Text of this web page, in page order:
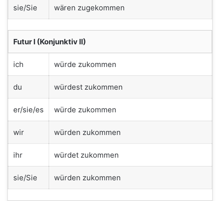
sie/Sie wären zugekommen
Futur I (Konjunktiv II)
ich würde zukommen
du würdest zukommen
er/sie/es würde zukommen
wir würden zukommen
ihr würdet zukommen
sie/Sie würden zukommen